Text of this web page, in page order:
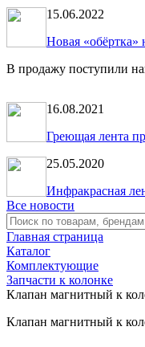
15.06.2022
Новая «обёртка»
В продажу поступили
16.08.2021
Греющая лента
25.05.2020
Инфракрасная
Все новости
Главная страница
Каталог
Комплектующие
Запчасти к колонке
Клапан магнитный к
Клапан магнитный к